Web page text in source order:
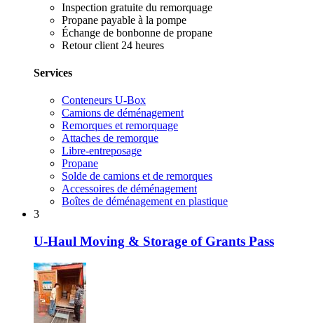
Inspection gratuite du remorquage
Propane payable à la pompe
Échange de bonbonne de propane
Retour client 24 heures
Services
Conteneurs U-Box
Camions de déménagement
Remorques et remorquage
Attaches de remorque
Libre-entreposage
Propane
Solde de camions et de remorques
Accessoires de déménagement
Boîtes de déménagement en plastique
3
U-Haul Moving & Storage of Grants Pass